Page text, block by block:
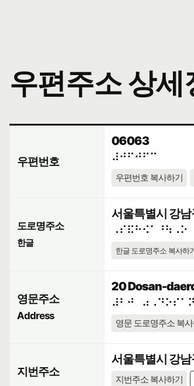
우편주소 상세
우편번호
06063
⠼⠚⠋⠚⠋⠉
우편번호 복사하기
도로명주소
한글
서울특별시 강
한글 도로명주소 복사하
영문주소
Address
20 Dosan-
영문 도로명주소 복
지번주소
서울특별시 강
지번주소 복사하기